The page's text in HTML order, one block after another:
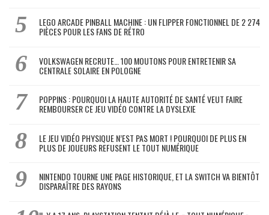
LEGO ARCADE PINBALL MACHINE : UN FLIPPER FONCTIONNEL DE 2 274
PIÈCES POUR LES FANS DE RÉTRO
VOLKSWAGEN RECRUTE… 100 MOUTONS POUR ENTRETENIR SA
CENTRALE SOLAIRE EN POLOGNE
POPPINS : POURQUOI LA HAUTE AUTORITÉ DE SANTÉ VEUT FAIRE
REMBOURSER CE JEU VIDÉO CONTRE LA DYSLEXIE
LE JEU VIDÉO PHYSIQUE N’EST PAS MORT ! POURQUOI DE PLUS EN
PLUS DE JOUEURS REFUSENT LE TOUT NUMÉRIQUE
NINTENDO TOURNE UNE PAGE HISTORIQUE, ET LA SWITCH VA BIENTÔT
DISPARAÎTRE DES RAYONS